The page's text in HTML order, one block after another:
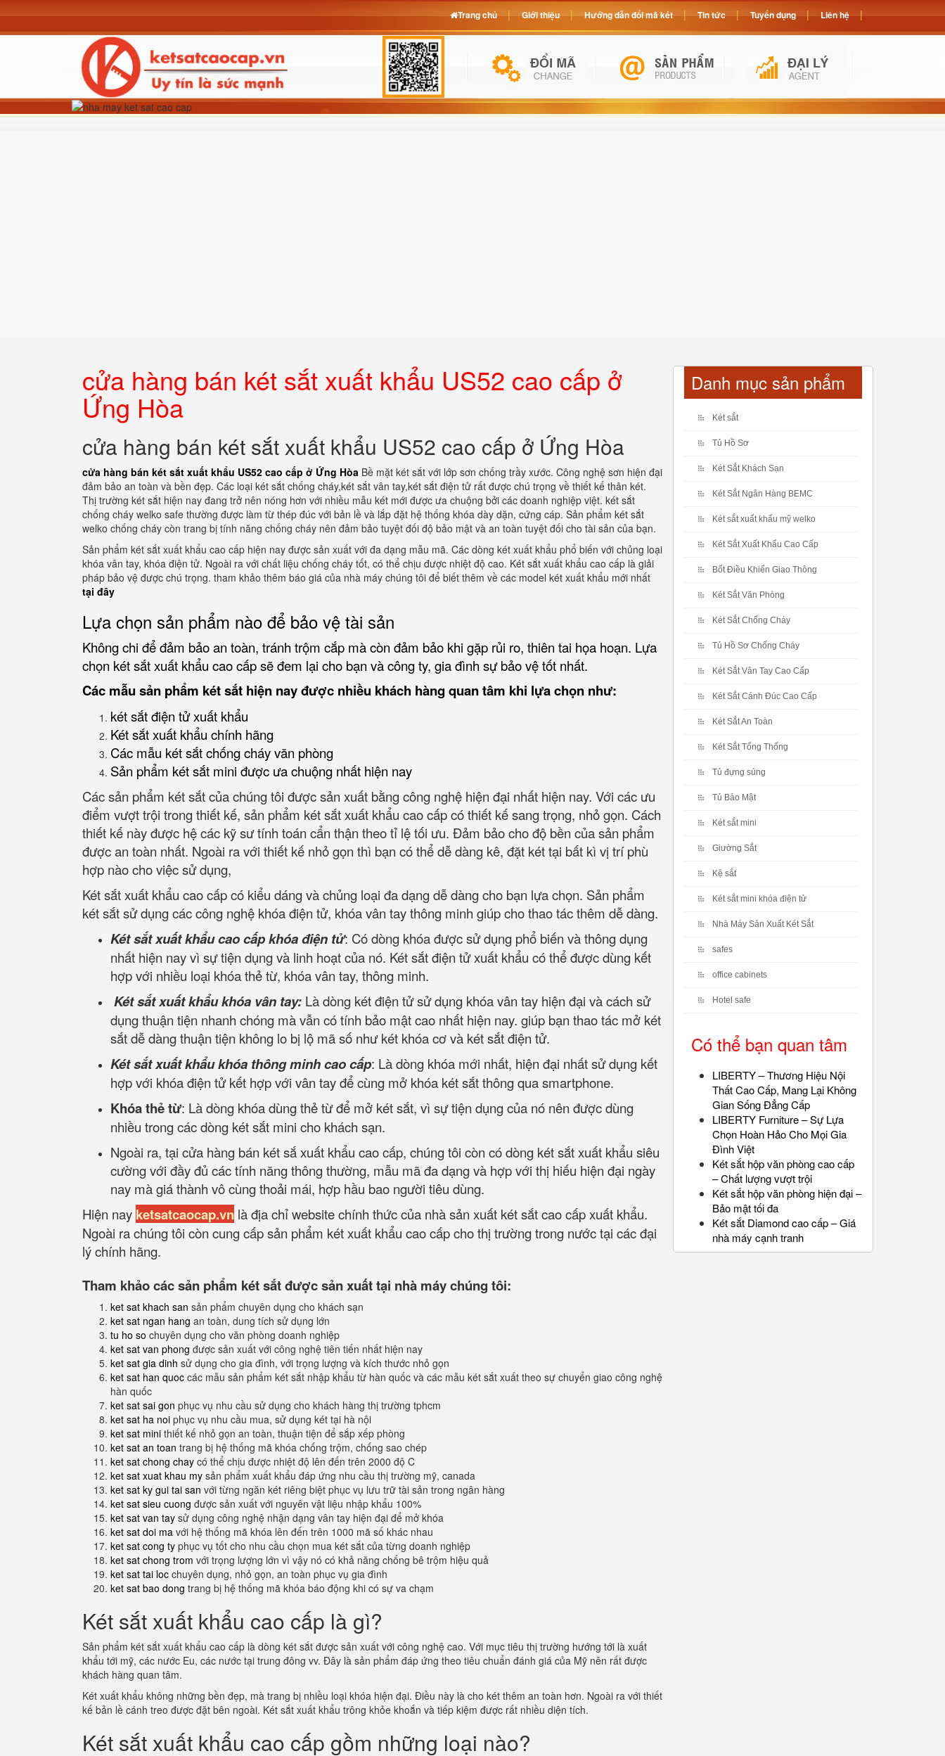
cửa hàng bán két sắt xuất khẩu US52 cao cấp ở
Ứng Hòa
cửa hàng bán két sắt xuất khẩu US52 cao cấp ở Ứng Hòa
cửa hàng bán két sắt xuất khẩu US52 cao cấp ở Ứng Hòa Bề mặt két sắt với lớp sơn chống trầy xước. Công nghệ sơn hiện đại
đảm bảo an toàn và bền đẹp. Các loại két sắt chống cháy,két sắt vân tay,két sắt điện tử rất được chú trọng về thiết kế thân két.
Thị trường két sắt hiện nay đang trở nên nóng hơn với nhiều mẫu két mới được ưa chuộng bởi các doanh nghiệp việt. két sắt
chống cháy welko safe thường được làm từ thép đúc với bản lề và lắp đặt hệ thống khóa dày dặn, cứng cáp. Sản phẩm két sắt
welko chống cháy còn trang bị tính năng chống cháy nên đảm bảo tuyệt đối độ bảo mật và an toàn tuyệt đối cho tài sản của bạn.
Sản phẩm két sắt xuất khẩu cao cấp hiện nay được sản xuất với đa dạng mẫu mã. Các dòng két xuất khẩu phổ biến với chủng loại
khóa vân tay, khóa điện tử. Ngoài ra với chất liệu chống cháy tốt, có thể chịu được nhiệt độ cao. Két sắt xuất khẩu cao cấp là giải
pháp bảo vệ được chú trọng. tham khảo thêm báo giá của nhà máy chúng tôi để biết thêm về các model két xuất khẩu mới nhất
tại đây
Lựa chọn sản phẩm nào để bảo vệ tài sản
Không chi để đảm bảo an toàn, tránh trộm cắp mà còn đảm bảo khi gặp rủi ro, thiên tai họa hoạn. Lựa
chọn két sắt xuất khẩu cao cấp sẽ đem lại cho bạn và công ty, gia đình sự bảo vệ tốt nhất.
Các mẫu sản phẩm két sắt hiện nay được nhiều khách hàng quan tâm khi lựa chọn như:
két sắt điện tử xuất khẩu
Két sắt xuất khẩu chính hãng
Các mẫu két sắt chống cháy văn phòng
Sản phẩm két sắt mini được ưa chuộng nhất hiện nay
Các sản phẩm két sắt của chúng tôi được sản xuất bằng công nghệ hiện đại nhất hiện nay. Với các ưu
điểm vượt trội trong thiết kế, sản phẩm két sắt xuất khẩu cao cấp có thiết kế sang trọng, nhỏ gọn. Cách
thiết kế này được hệ các kỹ sư tính toán cẩn thận theo tỉ lệ tối ưu. Đảm bảo cho độ bền của sản phẩm
được an toàn nhất. Ngoài ra với thiết kế nhỏ gọn thì bạn có thể dễ dàng kê, đặt két tại bất kì vị trí phù
hợp nào cho việc sử dụng,
Két sắt xuất khẩu cao cấp có kiểu dáng và chủng loại đa dạng dễ dàng cho bạn lựa chọn. Sản phẩm
két sắt sử dụng các công nghệ khóa điện tử, khóa vân tay thông minh giúp cho thao tác thêm dễ dàng.
Két sắt xuất khẩu cao cấp khóa điện tử: Có dòng khóa được sử dụng phổ biến và thông dụng
nhất hiện nay vì sự tiện dụng và linh hoạt của nó. Két sắt điện tử xuất khẩu có thể được dùng kết
hợp với nhiều loại khóa thẻ từ, khóa vân tay, thông minh.
Két sắt xuất khẩu khóa vân tay: Là dòng két điện tử sử dụng khóa vân tay hiện đại và cách sử
dụng thuận tiện nhanh chóng mà vẫn có tính bảo mật cao nhất hiện nay. giúp bạn thao tác mở két
sắt dễ dàng thuận tiện không lo bị lộ mã số như két khóa cơ và két sắt điện tử.
Két sắt xuất khẩu khóa thông minh cao cấp: Là dòng khóa mới nhất, hiện đại nhất sử dụng kết
hợp với khóa điện tử kết hợp với vân tay để cùng mở khóa két sắt thông qua smartphone.
Khóa thẻ từ: Là dòng khóa dùng thẻ từ để mở két sắt, vì sự tiện dụng của nó nên được dùng
nhiều trong các dòng két sắt mini cho khách sạn.
Ngoài ra, tại cửa hàng bán két sắ xuất khẩu cao cấp, chúng tôi còn có dòng két sắt xuất khẩu siêu
cường với đầy đủ các tính năng thông thường, mẫu mã đa dạng và hợp với thị hiếu hiện đại ngày
nay mà giá thành vô cùng thoải mái, hợp hầu bao người tiêu dùng.
Hiện nay ketsatcaocap.vn là địa chỉ website chính thức của nhà sản xuất két sắt cao cấp xuất khẩu.
Ngoài ra chúng tôi còn cung cấp sản phẩm két xuất khẩu cao cấp cho thị trường trong nước tại các đại
lý chính hãng.
Tham khảo các sản phẩm két sắt được sản xuất tại nhà máy chúng tôi:
ket sat khach san sản phẩm chuyên dụng cho khách sạn
ket sat ngan hang an toàn, dung tích sử dụng lớn
tu ho so chuyên dụng cho văn phòng doanh nghiệp
ket sat van phong được sản xuất với công nghệ tiên tiến nhất hiện nay
ket sat gia dinh sử dụng cho gia đình, với trọng lượng và kích thước nhỏ gọn
ket sat han quoc các mẫu sản phẩm két sắt nhập khẩu từ hàn quốc và các mẫu két sắt xuất theo sự chuyển giao công nghệ
hàn quốc
ket sat sai gon phục vụ nhu cầu sử dụng cho khách hàng thị trường tphcm
ket sat ha noi phục vụ nhu cầu mua, sử dụng két tại hà nội
ket sat mini thiết kế nhỏ gọn an toàn, thuận tiện để sắp xếp phòng
ket sat an toan trang bị hệ thống mã khóa chống trộm, chống sao chép
ket sat chong chay có thể chịu được nhiệt độ lên đến trên 2000 độ C
ket sat xuat khau my sản phẩm xuất khẩu đáp ứng nhu cầu thị trường mỹ, canada
ket sat ky gui tai san với từng ngăn két riêng biệt phục vụ lưu trữ tài sản trong ngân hàng
ket sat sieu cuong được sản xuất với nguyên vật liệu nhập khẩu 100%
ket sat van tay sử dụng công nghệ nhận dạng vân tay hiện đại để mở khóa
ket sat doi ma với hệ thống mã khóa lên đến trên 1000 mã số khác nhau
ket sat cong ty phục vụ tốt cho nhu cầu chọn mua két sắt của từng doanh nghiệp
ket sat chong trom với trọng lượng lớn vì vậy nó có khả năng chống bê trộm hiệu quả
ket sat tai loc chuyên dụng, nhỏ gọn, an toàn phục vụ gia đình
ket sat bao dong trang bị hệ thống mã khóa báo động khi có sự va chạm
Két sắt xuất khẩu cao cấp là gì?
Sản phẩm két sắt xuất khẩu cao cấp là dòng két sắt được sản xuất với công nghệ cao. Với mục tiêu thị trường hướng tới là xuất
khẩu tới mỹ, các nước Eu, các nước tại trung đông vv. Đây là sản phẩm đáp ứng theo tiêu chuẩn đánh giá của Mỹ nên rất được
khách hàng quan tâm.
Két xuất khẩu không những bền đẹp, mà trang bị nhiều loại khóa hiện đại. Điều này là cho két thêm an toàn hơn. Ngoài ra với thiết
kế bản lề cánh treo được đặt bên ngoài. Két sắt xuất khẩu trông khỏe khoắn và tiếp kiệm được rất nhiều diện tích.
Két sắt xuất khẩu cao cấp gồm những loại nào?
Danh mục sản phẩm
Két sắt
Tủ Hồ Sơ
Két Sắt Khách Sạn
Két Sắt Ngân Hàng BEMC
Két sắt xuất khẩu mỹ welko
Két Sắt Xuất Khẩu Cao Cấp
Bốt Điều Khiển Giao Thông
Két Sắt Văn Phòng
Két Sắt Chống Cháy
Tủ Hồ Sơ Chống Cháy
Két Sắt Vân Tay Cao Cấp
Két Sắt Cánh Đúc Cao Cấp
Két Sắt An Toàn
Két Sắt Tổng Thống
Tủ đựng súng
Tủ Bảo Mật
Két sắt mini
Giường Sắt
Kệ sắt
Két sắt mini khóa điện tử
Nhà Máy Sản Xuất Két Sắt
safes
office cabinets
Hotel safe
Có thể bạn quan tâm
LIBERTY – Thương Hiệu Nội
Thất Cao Cấp, Mang Lại Không
Gian Sống Đẳng Cấp
LIBERTY Furniture – Sự Lựa
Chọn Hoàn Hảo Cho Mọi Gia
Đình Việt
Két sắt hộp văn phòng cao cấp
– Chất lượng vượt trội
Két sắt hộp văn phòng hiện đại –
Bảo mật tối đa
Két sắt Diamond cao cấp – Giá
nhà máy cạnh tranh
Trang chủ Giới thiệu Hướng dẫn đổi mã két Tin tức Tuyển dụng Liên hệ